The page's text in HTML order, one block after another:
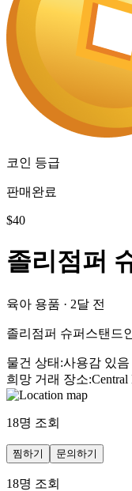
코인 등급
판매완료
$40
졸리점퍼
육아 용품 · 2달 전
졸리점퍼 슈퍼스탠드
물건 상태 :사용감 있음
희망 거래 장소:
18명 조회
찜하기 문의하기
18명 조회